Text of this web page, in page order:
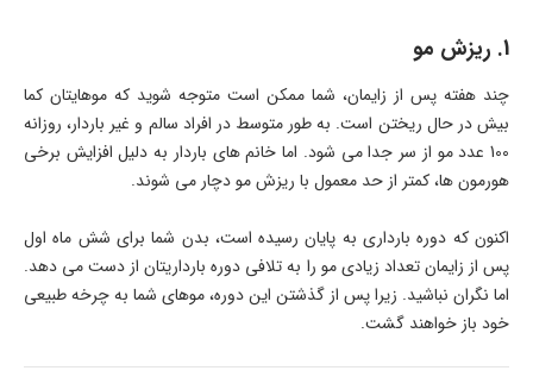
1. ریزش مو
چند هفته پس از زایمان، شما ممکن است متوجه شوید که موهایتان کما
بیش در حال ریختن است. به طور متوسط در افراد ​​سالم و غیر باردار، روزانه
100 عدد مو از سر جدا می شود. اما خانم های باردار به دلیل افزایش برخی
هورمون ها، کمتر از حد معمول با ریزش مو دچار می شوند.
اکنون که دوره بارداری به پایان رسیده است، بدن شما برای شش ماه اول
پس از زایمان تعداد زیادی مو را به تلافی دوره بارداریتان از دست می دهد.
اما نگران نباشید. زیرا پس از گذشتن این دوره، موهای شما به چرخه طبیعی
خود باز خواهند گشت.